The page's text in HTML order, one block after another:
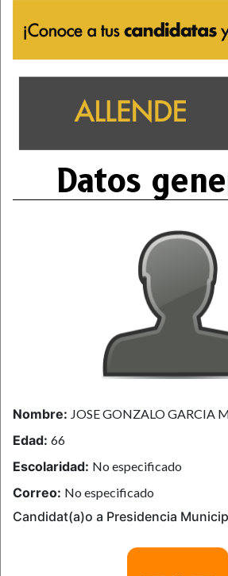
Datos
Nombre: JOSE GONZALO GARCIA
Edad: 66
Escolaridad: No especificado
Correo: No especificado
Candidat(a)o a Presidencia